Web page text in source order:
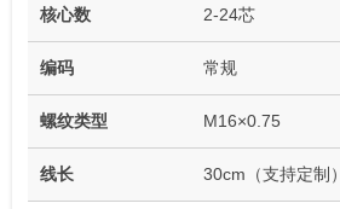
核心数 2-24芯
编码 常规
螺纹类型 M16×0.75
线长 30cm（支持定制）